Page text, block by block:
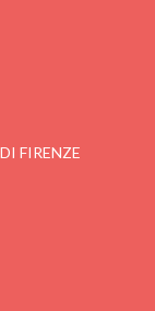
FIRENZE